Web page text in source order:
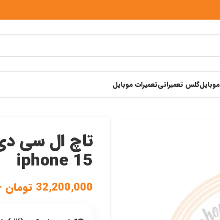
گلس تعمیراتیتعمیرات موبایل
iphone 15
32,200,000 تومان